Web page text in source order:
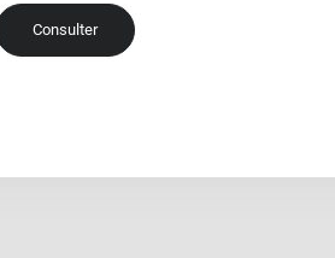
Consulter